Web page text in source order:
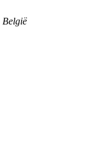
België